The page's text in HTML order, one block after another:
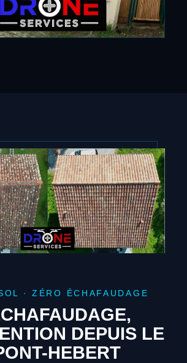
· ZÉRO ÉCHAFAUDAGE
DEPUIS LE
HEBERT